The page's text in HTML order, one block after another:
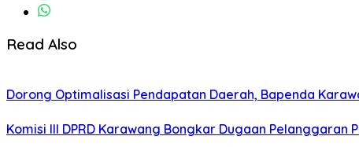
Read Also
Dorong Optimalisasi Pendapatan Daerah, Bapenda
Komisi III DPRD Karawang Bongkar Dugaan Pelanggaran